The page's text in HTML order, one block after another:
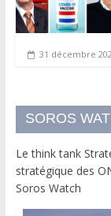
31 décembre
SOROS
Le think tank
stratégique des
Soros Watch